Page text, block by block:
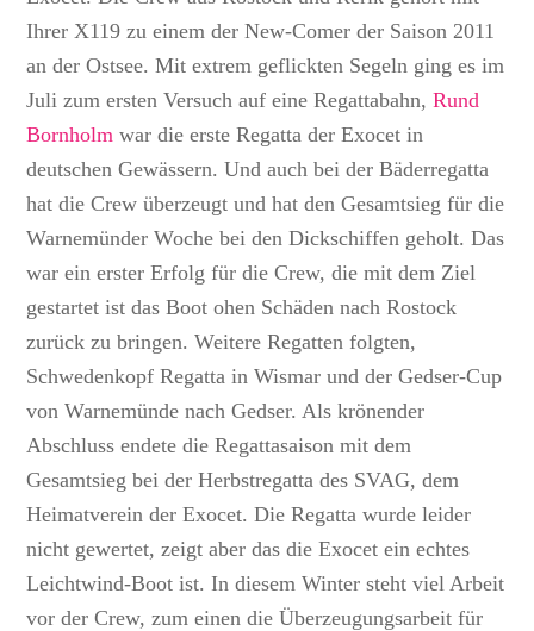
Ihrer X119 zu einem der New-Comer der Saison 2011
an der Ostsee. Mit extrem geflickten Segeln ging es im
Juli zum ersten Versuch auf eine Regattabahn,Rund
Bornholm war die erste Regatta der Exocet in
deutschen Gewässern. Und auch bei der Bäderregatta
hat die Crew überzeugt und hat den Gesamtsieg für die
Warnemünder Woche bei den Dickschiffen geholt. Das
war ein erster Erfolg für die Crew, die mit dem Ziel
gestartet ist das Boot ohen Schäden nach Rostock
zurück zu bringen. Weitere Regatten folgten,
Schwedenkopf Regatta in Wismar und der Gedser-Cup
von Warnemünde nach Gedser. Als krönender
Abschluss endete die Regattasaison mit dem
Gesamtsieg bei der Herbstregatta des SVAG, dem
Heimatverein der Exocet. Die Regatta wurde leider
nicht gewertet, zeigt aber das die Exocet ein echtes
Leichtwind-Boot ist. In diesem Winter steht viel Arbeit
vor der Crew, zum einen die Überzeugungsarbeit für